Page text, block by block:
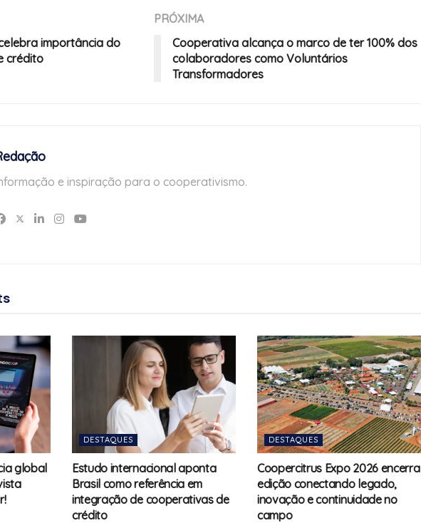
importância do
crédito
PRÓXIMA
Cooperativa alcança o marco de ter 100% dos
colaboradores como Voluntários
Transformadores
e inspiração para o cooperativismo.
global
DESTAQUES
Estudo internacional aponta
Brasil como referência em
integração de cooperativas de
crédito
DESTAQUES
Coopercitrus Expo 2026 encerra
edição conectando legado,
inovação e continuidade no
campo